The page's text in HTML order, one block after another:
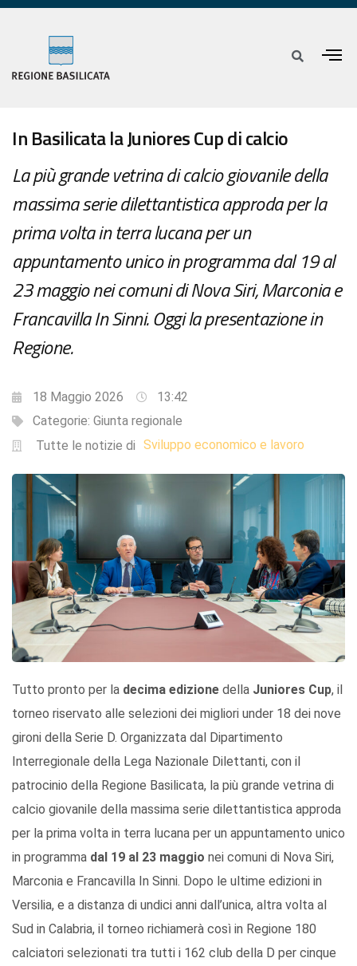
In Basilicata la Juniores Cup di calcio
La più grande vetrina di calcio giovanile della
massima serie dilettantistica approda per la
prima volta in terra lucana per un
appuntamento unico in programma dal 19 al
23 maggio nei comuni di Nova Siri, Marconia e
Francavilla In Sinni. Oggi la presentazione in
Regione.
18 Maggio 2026
13:42
Categorie: Giunta regionale
Tutte le notizie di Sviluppo economico e lavoro
Tutto pronto per la decima edizione della Juniores Cup, il
torneo riservato alle selezioni dei migliori under 18 dei nove
gironi della Serie D. Organizzata dal Dipartimento
Interregionale della Lega Nazionale Dilettanti, con il
patrocinio della Regione Basilicata, la più grande vetrina di
calcio giovanile della massima serie dilettantistica approda
per la prima volta in terra lucana per un appuntamento unico
in programma dal 19 al 23 maggio nei comuni di Nova Siri,
Marconia e Francavilla In Sinni. Dopo le ultime edizioni in
Versilia, e a distanza di undici anni dall’unica, altra volta al
Sud in Calabria, il torneo richiamerà così in Regione 180
calciatori selezionati tra tutti i 162 club della D per cinque